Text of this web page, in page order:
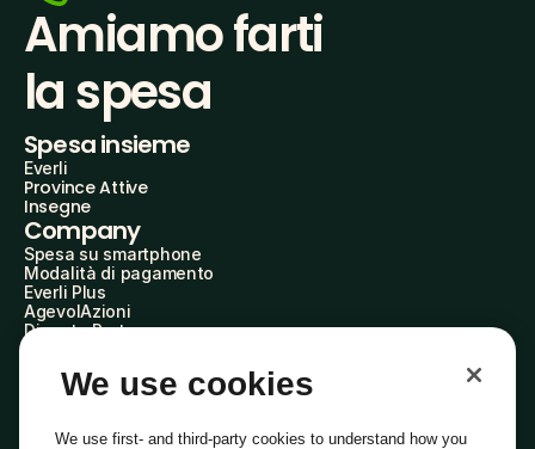
Amiamo farti
la spesa
Spesa insieme
Everli
Province Attive
Insegne
Company
Spesa su smartphone
Modalità di pagamento
Everli Plus
AgevolAzioni
Diventa Partner
Everli Shoppers
About Us
Everli News
We use cookies
We use first- and third-party cookies to understand how you